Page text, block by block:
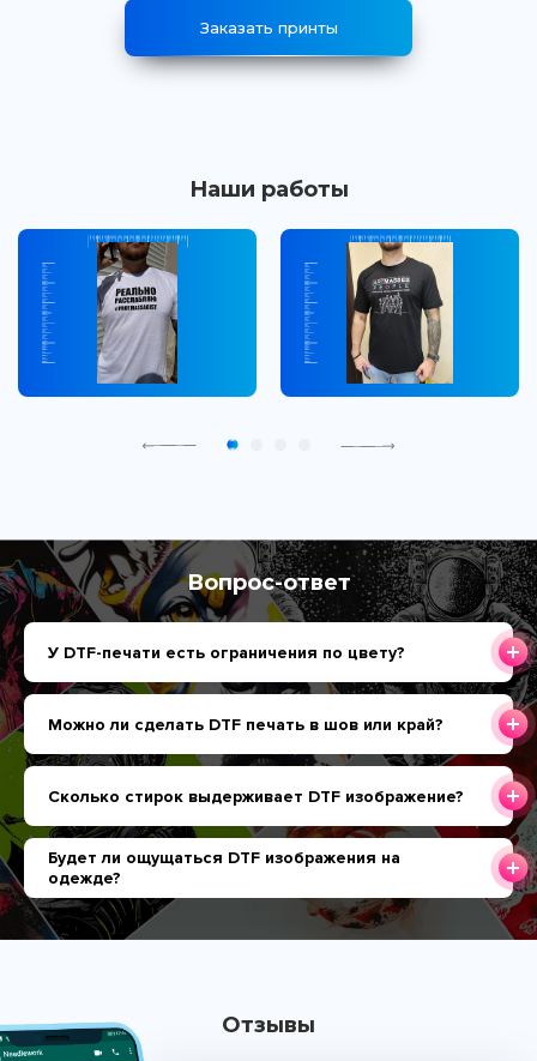
Заказать принты
Наши работы
Вопрос-ответ
У DTF-печати есть ограничения по цвету?
Можно ли сделать DTF печать в шов или край?
Сколько стирок выдерживает DTF изображение?
Будет ли ощущаться DTF изображения на
одежде?
Отзывы